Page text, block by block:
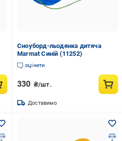
Сноуборд-льодянка дитяча
Marmat Синій (11252)
оцінити
330 ₴/шт.
Доставимо